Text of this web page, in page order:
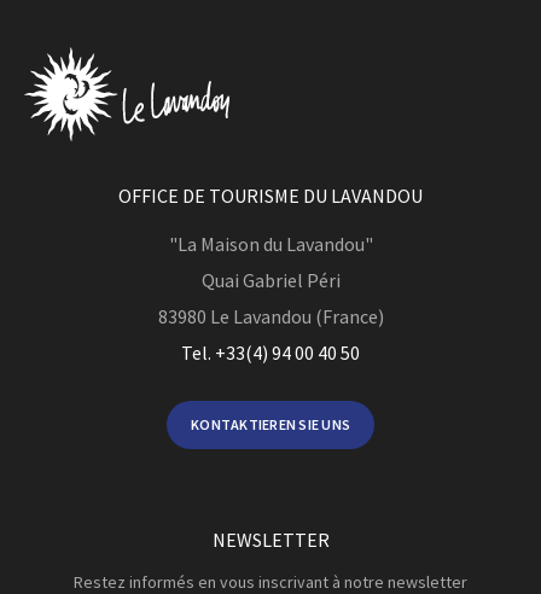
OFFICE DE TOURISME DU LAVANDOU
"La Maison du Lavandou"
Quai Gabriel Péri
83980 Le Lavandou (France)
Tel. +33(4) 94 00 40 50
KONTAKTIEREN SIE UNS
NEWSLETTER
Restez informés en vous inscrivant à notre newsletter